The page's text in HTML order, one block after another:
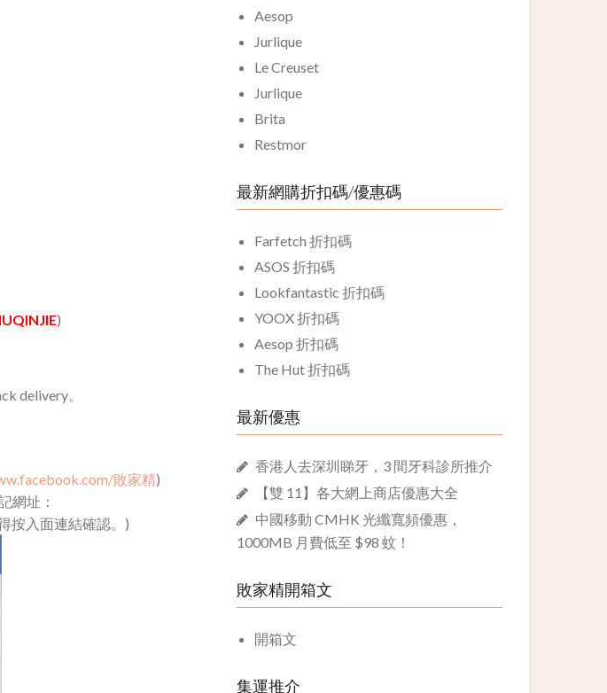
)
delivery。
敗家精)
網址：
按入面連結確認。)
Aesop
Jurlique
Le Creuset
Jurlique
Brita
Restmor
最新網購折扣碼/優惠碼
Farfetch 折扣碼
ASOS 折扣碼
Lookfantastic 折扣碼
YOOX 折扣碼
Aesop 折扣碼
The Hut 折扣碼
最新優惠
香港人去深圳睇牙，3 間牙科診所推介
【雙 11】各大網上商店優惠大全
中國移動 CMHK 光纖寬頻優惠，
1000MB 月費低至 $98 蚊！
敗家精開箱文
開箱文
集運推介